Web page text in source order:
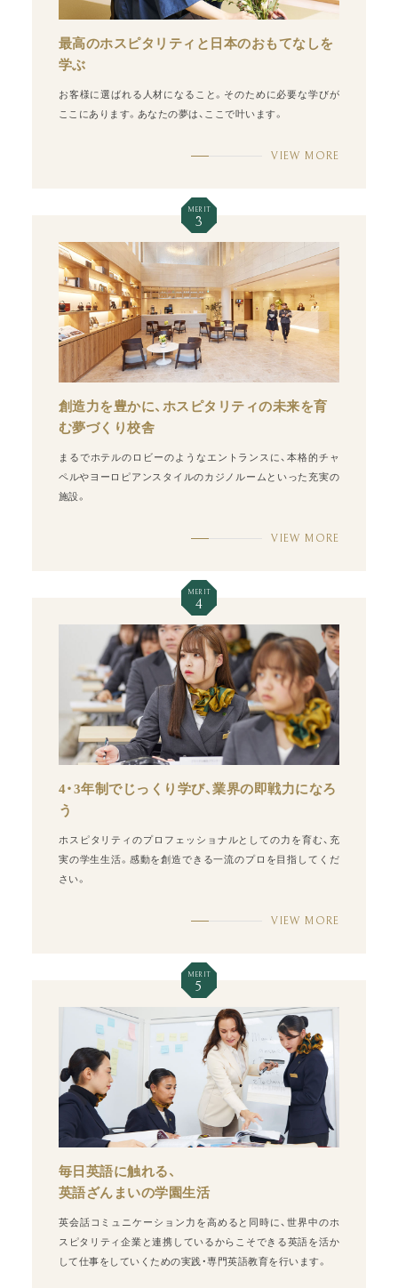
最高のホスピタリティと日本のおもてなしを
学ぶ
お客様に選ばれる人材になること。そのために必要な学びが
ここにあります。あなたの夢は、ここで叶います。
VIEW MORE
MERIT
3
創造力を豊かに、ホスピタリティの未来を育
む夢づくり校舎
まるでホテルのロビーのようなエントランスに、本格的チャ
ペルやヨーロピアンスタイルのカジノルームといった充実の
施設。
VIEW MORE
MERIT
4
4・3年制でじっくり学び、業界の即戦力になろ
う
ホスピタリティのプロフェッショナルとしての力を育む、充
実の学生生活。感動を創造できる一流のプロを目指してくだ
さい。
VIEW MORE
MERIT
5
毎日英語に触れる、
英語ざんまいの学園生活
英会話コミュニケーション力を高めると同時に、世界中のホ
スピタリティ企業と連携しているからこそできる英語を活か
して仕事をしていくための実践・専門英語教育を行います。